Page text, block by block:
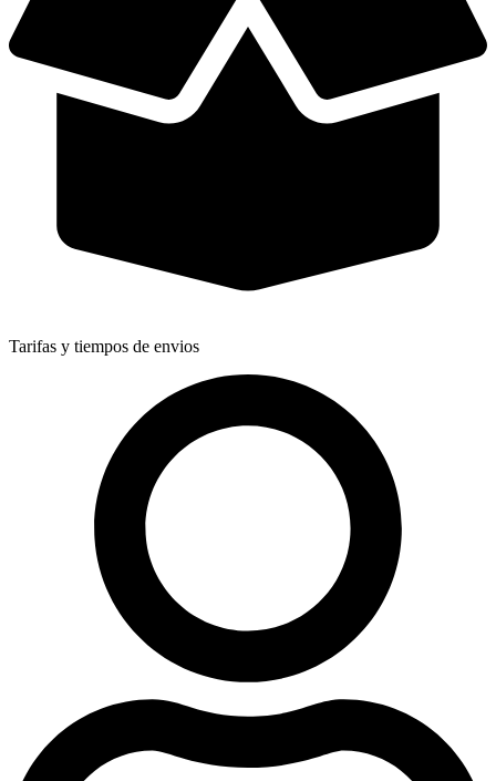
Tarifas y tiempos de envios